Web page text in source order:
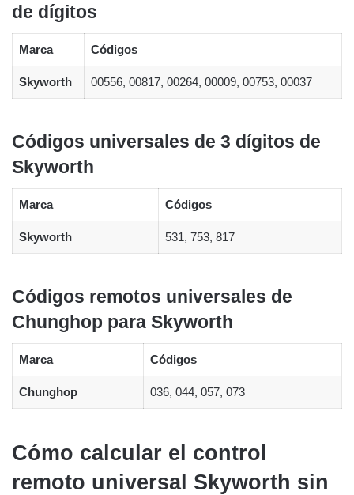
de dígitos
Marca Códigos
Skyworth 00556, 00817, 00264, 00009, 00753, 00037
Códigos universales de 3 dígitos de
Skyworth
Marca Códigos
Skyworth 531, 753, 817
Códigos remotos universales de
Chunghop para Skyworth
Marca Códigos
Chunghop 036, 044, 057, 073
Cómo calcular el control
remoto universal Skyworth sin